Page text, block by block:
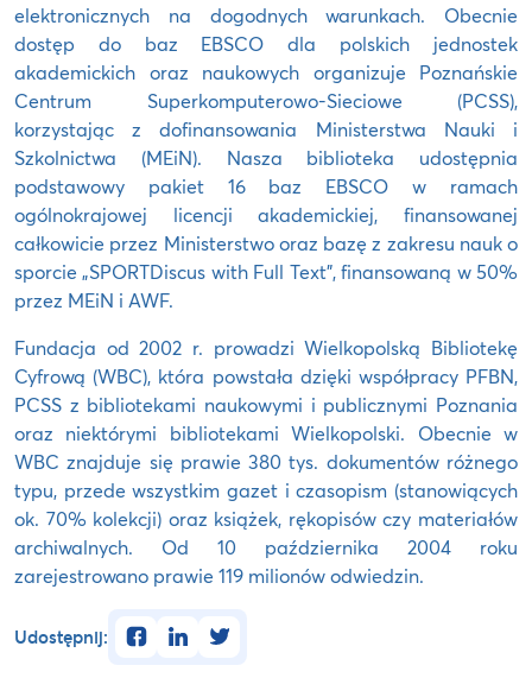
elektronicznych na dogodnych warunkach. Obecnie
dostęp do baz EBSCO dla polskich jednostek
akademickich oraz naukowych organizuje Poznańskie
Centrum Superkomputerowo-Sieciowe (PCSS),
korzystając z dofinansowania Ministerstwa Nauki i
Szkolnictwa (MEiN). Nasza biblioteka udostępnia
podstawowy pakiet 16 baz EBSCO w ramach
ogólnokrajowej licencji akademickiej, finansowanej
całkowicie przez Ministerstwo oraz bazę z zakresu nauk o
sporcie „SPORTDiscus with Full Text”, finansowaną w 50%
przez MEiN i AWF.
Fundacja od 2002 r. prowadzi Wielkopolską Bibliotekę
Cyfrową (WBC), która powstała dzięki współpracy PFBN,
PCSS z bibliotekami naukowymi i publicznymi Poznania
oraz niektórymi bibliotekami Wielkopolski. Obecnie w
WBC znajduje się prawie 380 tys. dokumentów różnego
typu, przede wszystkim gazet i czasopism (stanowiących
ok. 70% kolekcji) oraz książek, rękopisów czy materiałów
archiwalnych. Od 10 października 2004 roku
zarejestrowano prawie 119 milionów odwiedzin.
Udostępnij: facebooklinkedintwitter